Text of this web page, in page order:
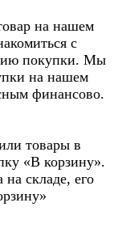
на нашем
с
покупки. Мы
на нашем
финансово.
товары в
«В корзину».
складе, его